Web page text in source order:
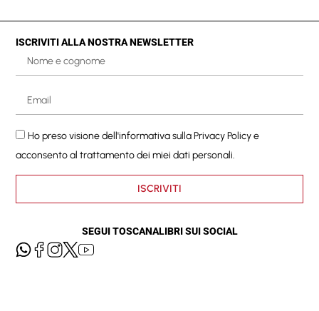
ISCRIVITI ALLA NOSTRA NEWSLETTER
Ho preso visione dell'informativa sullaPrivacy Policye
acconsento al trattamento dei miei dati personali.
ISCRIVITI
SEGUI TOSCANALIBRI SUI SOCIAL